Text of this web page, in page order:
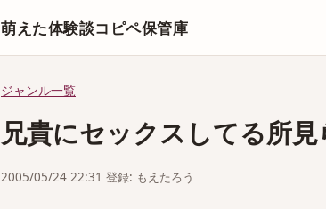
萌えた体験談コピペ保管庫
ジャンル一覧
兄貴にセックスしてる所見
2005/05/24 22:31 登録: もえたろう